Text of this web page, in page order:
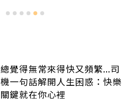
總覺得無常來得快又頻繁...司
機一句話解開人生困惑：快樂
關鍵就在你心裡